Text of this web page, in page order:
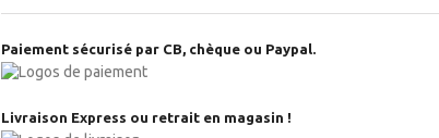
Paiement sécurisé par CB, chèque ou Paypal.
Livraison Express ou retrait en magasin !